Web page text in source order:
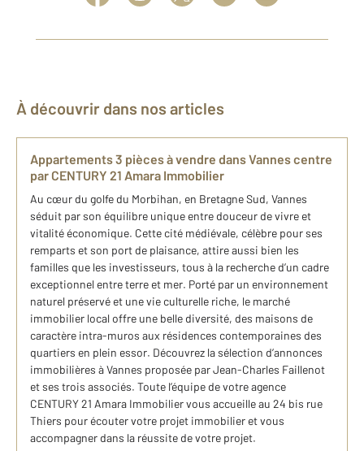
À découvrir dans nos articles
Appartements 3 pièces à vendre dans Vannes centre
par CENTURY 21 Amara Immobilier
Au cœur du golfe du Morbihan, en Bretagne Sud, Vannes
séduit par son équilibre unique entre douceur de vivre et
vitalité économique. Cette cité médiévale, célèbre pour ses
remparts et son port de plaisance, attire aussi bien les
familles que les investisseurs, tous à la recherche d’un cadre
exceptionnel entre terre et mer. Porté par un environnement
naturel préservé et une vie culturelle riche, le marché
immobilier local offre une belle diversité, des maisons de
caractère intra-muros aux résidences contemporaines des
quartiers en plein essor. Découvrez la sélection d’annonces
immobilières à Vannes proposée par Jean-Charles Faillenot
et ses trois associés. Toute l’équipe de votre agence
CENTURY 21 Amara Immobilier vous accueille au 24 bis rue
Thiers pour écouter votre projet immobilier et vous
accompagner dans la réussite de votre projet.